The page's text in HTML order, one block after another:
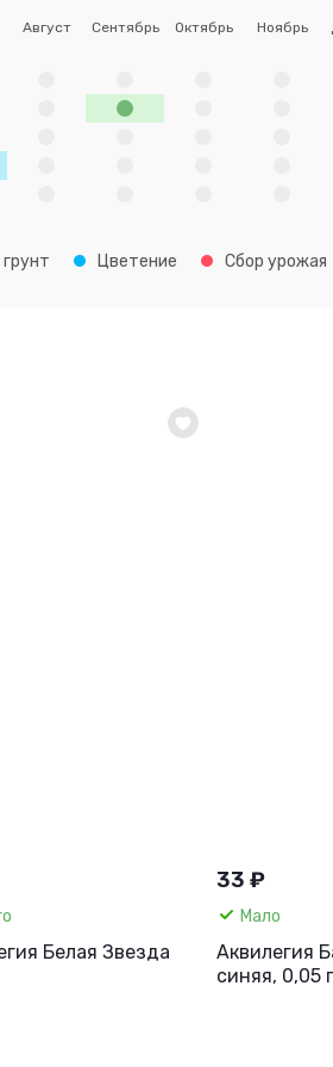
Август Сентябрь Октябрь Ноябрь
Цветение Сбор урожая
Белая Звезда
33 ₽
Мало
Аквилегия
синяя, 0,05